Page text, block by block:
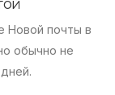
Новой почты в
обычно не